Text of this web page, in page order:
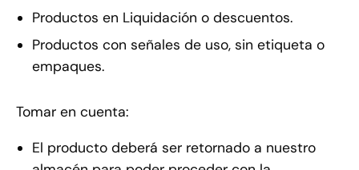
Productos en Liquidación o descuentos.
Productos con señales de uso, sin etiqueta o
empaques.
Tomar en cuenta:
El producto deberá ser retornado a nuestro